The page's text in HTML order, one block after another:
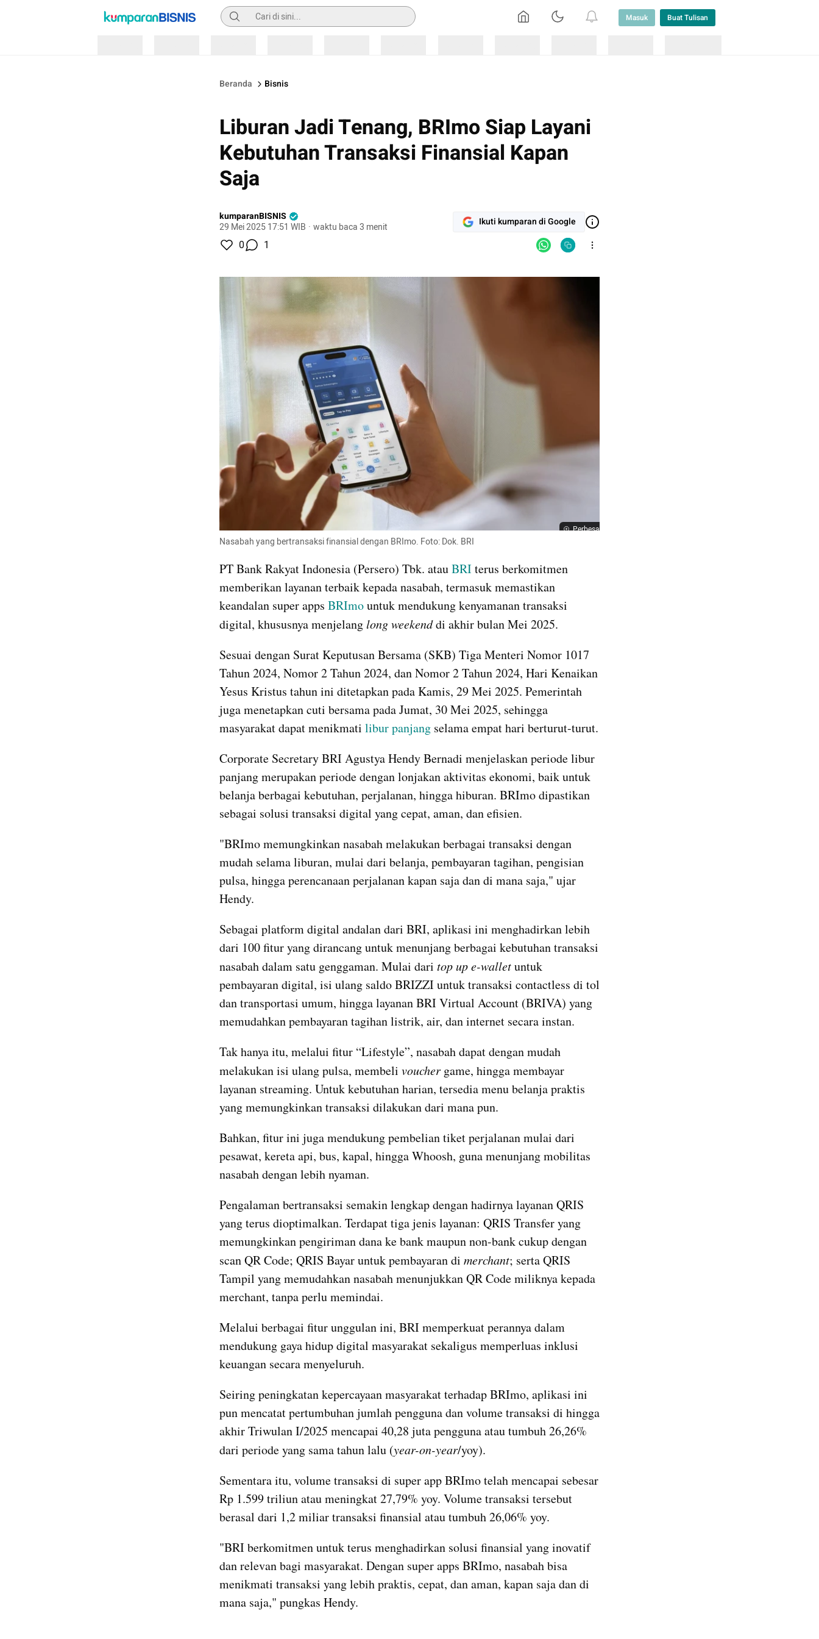
Pencarian Masuk Buat Tulisan
Beranda Bisnis
Liburan Jadi Tenang, BRImo Siap Layani
Kebutuhan Transaksi Finansial Kapan
Saja
kumparanBISNIS
29 Mei 2025 17:51 WIB · waktu baca 3 menit Ikuti kumparan di Google
0 1
Perbesar
Nasabah yang bertransaksi finansial dengan BRImo. Foto: Dok. BRI
PT Bank Rakyat Indonesia (Persero) Tbk. atau BRI terus berkomitmen
memberikan layanan terbaik kepada nasabah, termasuk memastikan
keandalan super apps BRImo untuk mendukung kenyamanan transaksi
digital, khususnya menjelang long weekend di akhir bulan Mei 2025.
Sesuai dengan Surat Keputusan Bersama (SKB) Tiga Menteri Nomor 1017
Tahun 2024, Nomor 2 Tahun 2024, dan Nomor 2 Tahun 2024, Hari Kenaikan
Yesus Kristus tahun ini ditetapkan pada Kamis, 29 Mei 2025. Pemerintah
juga menetapkan cuti bersama pada Jumat, 30 Mei 2025, sehingga
masyarakat dapat menikmati libur panjang selama empat hari berturut-turut.
Corporate Secretary BRI Agustya Hendy Bernadi menjelaskan periode libur
panjang merupakan periode dengan lonjakan aktivitas ekonomi, baik untuk
belanja berbagai kebutuhan, perjalanan, hingga hiburan. BRImo dipastikan
sebagai solusi transaksi digital yang cepat, aman, dan efisien.
"BRImo memungkinkan nasabah melakukan berbagai transaksi dengan
mudah selama liburan, mulai dari belanja, pembayaran tagihan, pengisian
pulsa, hingga perencanaan perjalanan kapan saja dan di mana saja," ujar
Hendy.
Sebagai platform digital andalan dari BRI, aplikasi ini menghadirkan lebih
dari 100 fitur yang dirancang untuk menunjang berbagai kebutuhan transaksi
nasabah dalam satu genggaman. Mulai dari top up e-wallet untuk
pembayaran digital, isi ulang saldo BRIZZI untuk transaksi contactless di tol
dan transportasi umum, hingga layanan BRI Virtual Account (BRIVA) yang
memudahkan pembayaran tagihan listrik, air, dan internet secara instan.
Tak hanya itu, melalui fitur “Lifestyle”, nasabah dapat dengan mudah
melakukan isi ulang pulsa, membeli voucher game, hingga membayar
layanan streaming. Untuk kebutuhan harian, tersedia menu belanja praktis
yang memungkinkan transaksi dilakukan dari mana pun.
Bahkan, fitur ini juga mendukung pembelian tiket perjalanan mulai dari
pesawat, kereta api, bus, kapal, hingga Whoosh, guna menunjang mobilitas
nasabah dengan lebih nyaman.
Pengalaman bertransaksi semakin lengkap dengan hadirnya layanan QRIS
yang terus dioptimalkan. Terdapat tiga jenis layanan: QRIS Transfer yang
memungkinkan pengiriman dana ke bank maupun non-bank cukup dengan
scan QR Code; QRIS Bayar untuk pembayaran di merchant; serta QRIS
Tampil yang memudahkan nasabah menunjukkan QR Code miliknya kepada
merchant, tanpa perlu memindai.
Melalui berbagai fitur unggulan ini, BRI memperkuat perannya dalam
mendukung gaya hidup digital masyarakat sekaligus memperluas inklusi
keuangan secara menyeluruh.
Seiring peningkatan kepercayaan masyarakat terhadap BRImo, aplikasi ini
pun mencatat pertumbuhan jumlah pengguna dan volume transaksi di hingga
akhir Triwulan I/2025 mencapai 40,28 juta pengguna atau tumbuh 26,26%
dari periode yang sama tahun lalu (year-on-year/yoy).
Sementara itu, volume transaksi di super app BRImo telah mencapai sebesar
Rp 1.599 triliun atau meningkat 27,79% yoy. Volume transaksi tersebut
berasal dari 1,2 miliar transaksi finansial atau tumbuh 26,06% yoy.
"BRI berkomitmen untuk terus menghadirkan solusi finansial yang inovatif
dan relevan bagi masyarakat. Dengan super apps BRImo, nasabah bisa
menikmati transaksi yang lebih praktis, cepat, dan aman, kapan saja dan di
mana saja," pungkas Hendy.